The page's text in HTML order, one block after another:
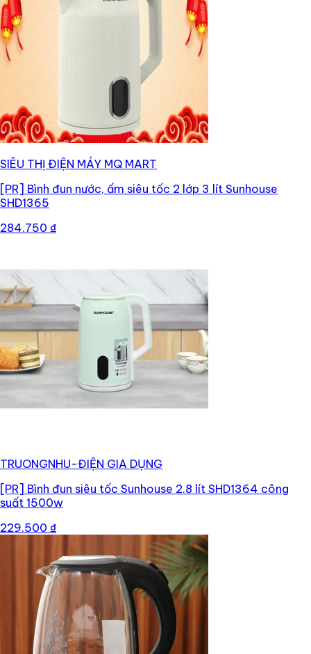
SIÊU THỊ ĐIỆN MÁY MQ MART
[PR] Bình đun nước, ấm siêu tốc 2 lớp 3 lít Sunhouse
SHD1365
284.750 ₫
TRUONGNHU-ĐIỆN GIA DỤNG
[PR] Bình đun siêu tốc Sunhouse 2.8 lít SHD1364 công
suất 1500w
229.500 ₫